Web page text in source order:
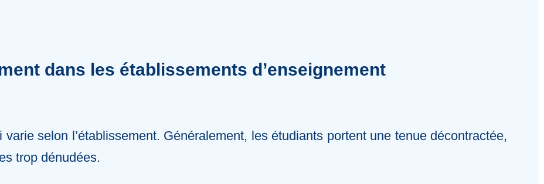
dans les établissements d’enseignement
selon l’établissement. Généralement, les étudiants portent une tenue décontractée,
trop dénudées.